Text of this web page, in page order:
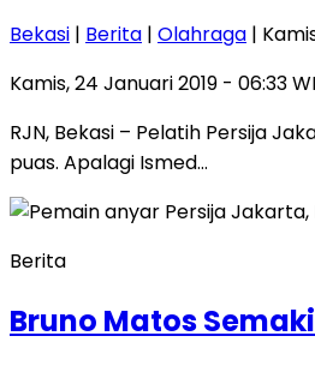
Bekasi | Berita | Olahraga |
Kamis, 24 Januari 2019 - 06:33
RJN, Bekasi – Pelatih Persija
puas. Apalagi Ismed…
Berita
Bruno Matos